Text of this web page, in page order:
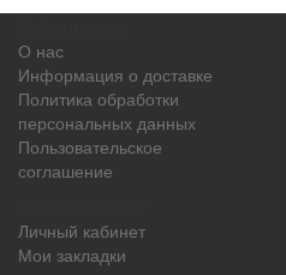
О нас
Информация о доставке
Политика обработки
персональных данных
Пользовательское
соглашение
Личный кабинет
Мои закладки